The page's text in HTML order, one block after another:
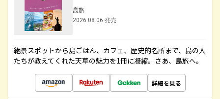
島旅
2026.08.06 発売
絶景スポットから島ごはん、カフェ、歴史的名所まで、島の人
たちが教えてくれた天草の魅力を1冊に凝縮。さあ、島旅へ。
詳細を見る